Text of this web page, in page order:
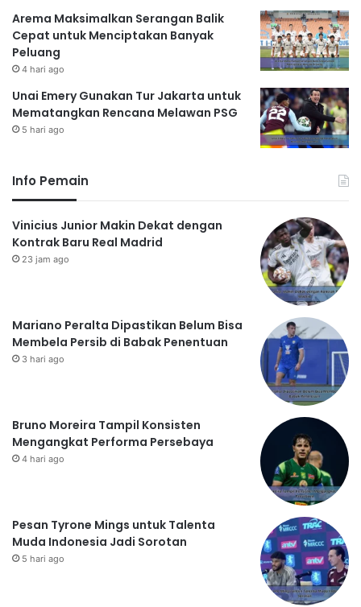
Arema Maksimalkan Serangan Balik
Cepat untuk Menciptakan Banyak
Peluang
4 hari ago
Unai Emery Gunakan Tur Jakarta untuk
Mematangkan Rencana Melawan PSG
5 hari ago
Info Pemain
Vinicius Junior Makin Dekat dengan
Kontrak Baru Real Madrid
23 jam ago
Mariano Peralta Dipastikan Belum Bisa
Membela Persib di Babak Penentuan
3 hari ago
Bruno Moreira Tampil Konsisten
Mengangkat Performa Persebaya
4 hari ago
Pesan Tyrone Mings untuk Talenta
Muda Indonesia Jadi Sorotan
5 hari ago